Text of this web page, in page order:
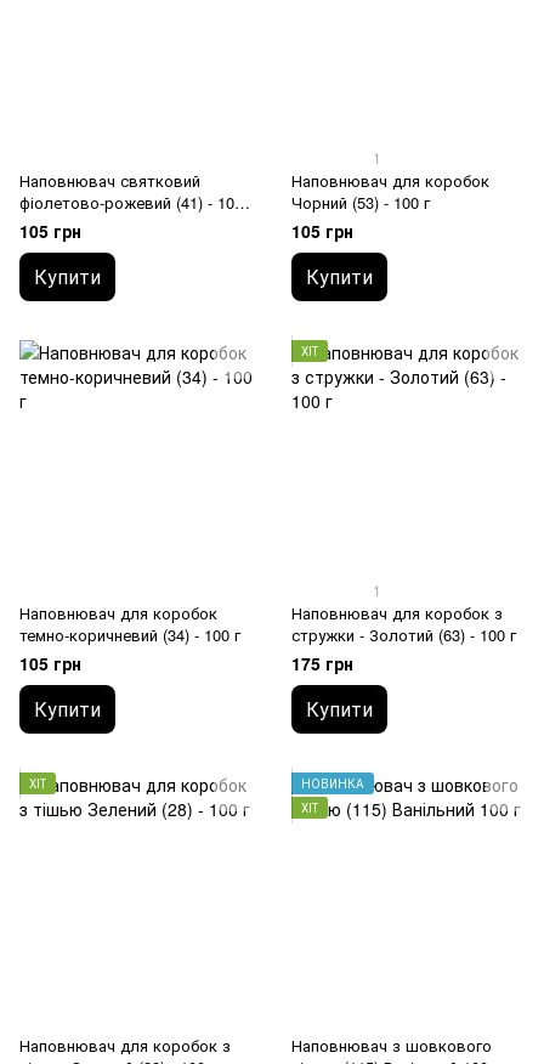
Наповнювач святковий
фіолетово-рожевий (41) - 100
г105 грн
Купити
1
Наповнювач для коробок
Чорний (53) - 100 г
105 грн
Купити
Наповнювач для коробок
темно-коричневий (34) - 100 г
105 грн
Купити
ХІТ
1
Наповнювач для коробок з
стружки - Золотий (63) - 100 г
175 грн
Купити
ХІТ
Наповнювач для коробок з
НОВИНКА
ХІТ
Наповнювач з шовкового